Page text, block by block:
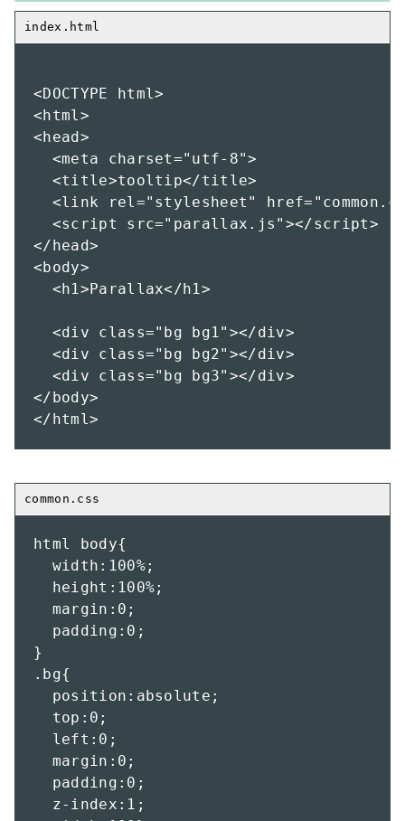
<DOCTYPE html>
<html>
<head>
  <meta charset="utf-8">
  <title>tooltip</title>
<link rel="stylesheet"
  <script src="parallax.js"></script>
</head>
<body>
  <h1>Parallax</h1>
  <div class="bg bg1"></div>
  <div class="bg bg2"></div>
  <div class="bg bg3"></div>
</body>
</html>
html body{
  width:100%;
  height:100%;
  margin:0;
  padding:0;
}
.bg{
  position:absolute;
  top:0;
  left:0;
  margin:0;
  padding:0;
  z-index:1;